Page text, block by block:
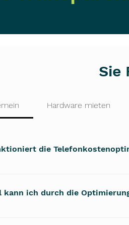
Sie
Hardware mieten
die
zur Optimierung Ihrer
kann ich durch die